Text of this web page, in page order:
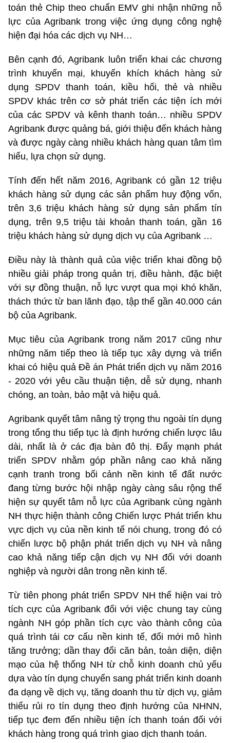
toán thẻ Chip theo chuẩn EMV ghi nhận những nỗ
lực của Agribank trong việc ứng dụng công nghệ
hiện đại hóa các dịch vụ NH…
Bên cạnh đó, Agribank luôn triển khai các chương
trình khuyến mại, khuyến khích khách hàng sử
dụng SPDV thanh toán, kiều hối, thẻ và nhiều
SPDV khác trên cơ sở phát triển các tiện ích mới
của các SPDV và kênh thanh toán… nhiều SPDV
Agribank được quảng bá, giới thiệu đến khách hàng
và được ngày càng nhiều khách hàng quan tâm tìm
hiểu, lựa chọn sử dụng.
Tính đến hết năm 2016, Agribank có gần 12 triệu
khách hàng sử dụng các sản phẩm huy động vốn,
trên 3,6 triệu khách hàng sử dụng sản phẩm tín
dụng, trên 9,5 triệu tài khoản thanh toán, gần 16
triệu khách hàng sử dụng dịch vụ của Agribank …
Điều này là thành quả của việc triển khai đồng bộ
nhiều giải pháp trong quản trị, điều hành, đặc biệt
với sự đồng thuận, nỗ lực vượt qua mọi khó khăn,
thách thức từ ban lãnh đạo, tập thể gần 40.000 cán
bộ của Agribank.
Mục tiêu của Agribank trong năm 2017 cũng như
những năm tiếp theo là tiếp tục xây dựng và triển
khai có hiệu quả Đề án Phát triển dịch vụ năm 2016
- 2020 với yêu cầu thuận tiện, dễ sử dụng, nhanh
chóng, an toàn, bảo mật và hiệu quả.
Agribank quyết tâm nâng tỷ trọng thu ngoài tín dụng
trong tổng thu tiếp tục là định hướng chiến lược lâu
dài, nhất là ở các địa bàn đô thị. Đẩy mạnh phát
triển SPDV nhằm góp phần nâng cao khả năng
cạnh tranh trong bối cảnh nền kinh tế đất nước
đang từng bước hội nhập ngày càng sâu rộng thể
hiện sự quyết tâm nỗ lực của Agribank cùng ngành
NH thực hiện thành công Chiến lược Phát triển khu
vực dịch vụ của nền kinh tế nói chung, trong đó có
chiến lược bộ phận phát triển dịch vụ NH và nâng
cao khả năng tiếp cận dịch vụ NH đối với doanh
nghiệp và người dân trong nền kinh tế.
Từ tiên phong phát triển SPDV NH thể hiện vai trò
tích cực của Agribank đối với việc chung tay cùng
ngành NH góp phần tích cực vào thành công của
quá trình tái cơ cấu nền kinh tế, đổi mới mô hình
tăng trưởng; dần thay đổi căn bản, toàn diện, diện
mạo của hệ thống NH từ chỗ kinh doanh chủ yếu
dựa vào tín dụng chuyển sang phát triển kinh doanh
đa dạng về dịch vụ, tăng doanh thu từ dịch vụ, giảm
thiểu rủi ro tín dụng theo định hướng của NHNN,
tiếp tục đem đến nhiều tiện ích thanh toán đối với
khách hàng trong quá trình giao dịch thanh toán.